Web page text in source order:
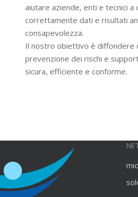
aiutare aziende, enti e tecnici
correttamente dati e risultati
consapevolezza.
Il nostro obiettivo è diffondere
prevenzione dei rischi e
sicura, efficiente e conforme.